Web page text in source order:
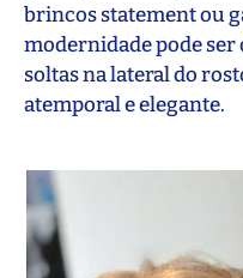
brincos statement ou
modernidade pode ser
soltas na lateral do
atemporal e elegante.